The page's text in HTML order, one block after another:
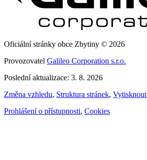
Oficiální stránky obce Zbytiny © 2026
Provozovatel Galileo Corporation s.r.o.
Poslední aktualizace: 3. 8. 2026
Změna vzhledu, Struktura stránek, Vytisknout
Prohlášení o přístupnosti, Cookies